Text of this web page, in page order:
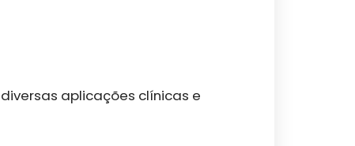
aplicações clínicas e